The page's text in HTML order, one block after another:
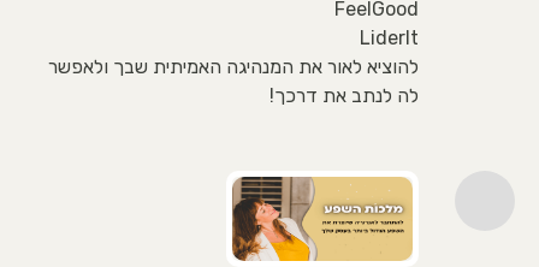
FeelGood
LiderIt
להוציא לאור את המנהיגה האמיתית שבך ולאפשר
לה לנתב את דרכך!